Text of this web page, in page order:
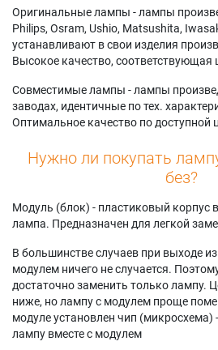
Оригинальные лампы - лампы
Philips, Osram, Ushio, Matsushita,
устанавливают в свои изделия
Высокое качество, соответствующая
Совместимые лампы - лампы
заводах, идентичные по тех.
Оптимальное качество по доступной
Нужно ли покупать
без?
Модуль (блок) - пластиковый корпус
лампа. Предназначен для легкой
В большинстве случаев при выходе
модулем ничего не случается.
достаточно заменить только лампу.
ниже, но лампу с модулем проще
модуле установлен чип (микросхема)
лампу вместе с модулем